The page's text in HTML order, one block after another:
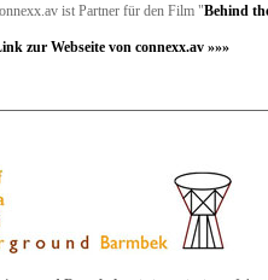
ist Partner für den Film "Behind
zur Webseite von connexx.av »»»